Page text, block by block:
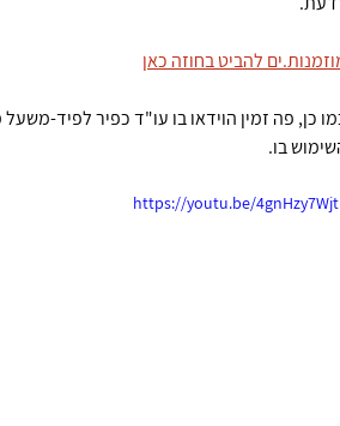
להביט בחוזה כאן
כן, פה זמין הוידאו בו עו"ד כפיר לפיד-
בו.
https://youtu.be/